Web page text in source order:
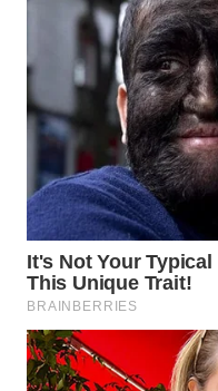
WN
BORNEO
Wahana
Media
Group
WAHANA
NEWS
WAHANA
TANI
WAHANA
ADVOKAT